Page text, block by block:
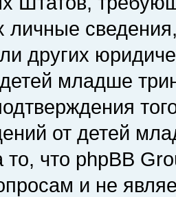
других
младше
от детей
то, что phpBB
и не